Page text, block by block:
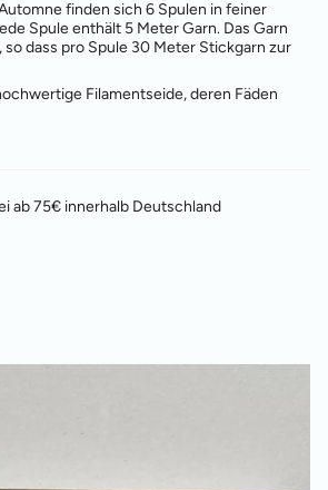
finden sich 6 Spulen in feiner
Spule enthält 5 Meter Garn. Das Garn
so dass pro Spule 30 Meter Stickgarn zur
Filamentseide, deren Fäden
ab 75€ innerhalb Deutschland